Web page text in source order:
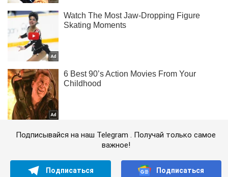
Подписывайся на наш Telegram . Получай только самое
важное!
Подписаться Подписаться